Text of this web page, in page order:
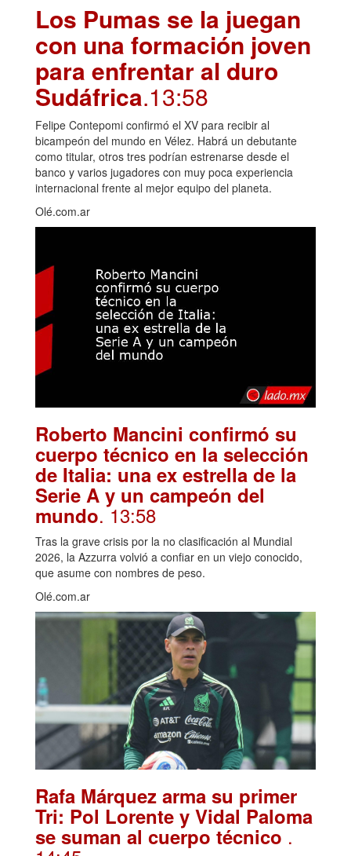
Los Pumas se la juegan
con una formación joven
para enfrentar al duro
Sudáfrica.13:58
Felipe Contepomi confirmó el XV para recibir al
bicampeón del mundo en Vélez. Habrá un debutante
como titular, otros tres podrían estrenarse desde el
banco y varios jugadores con muy poca experiencia
internacional frente al mejor equipo del planeta.
Olé.com.ar
Roberto Mancini confirmó su
cuerpo técnico en la selección
de Italia: una ex estrella de la
Serie A y un campeón del
mundo. 13:58
Tras la grave crisis por la no clasificación al Mundial
2026, la Azzurra volvió a confiar en un viejo conocido,
que asume con nombres de peso.
Olé.com.ar
Rafa Márquez arma su primer
Tri: Pol Lorente y Vidal Paloma
se suman al cuerpo técnico .